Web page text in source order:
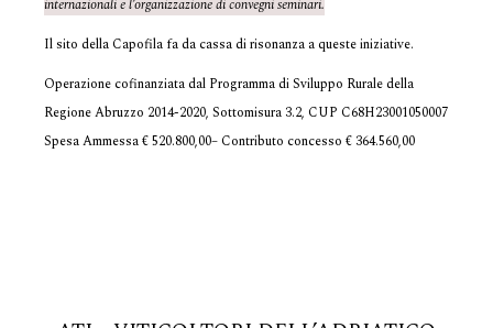
internazionali e l’organizzazione di convegni seminari.
Il sito della Capofila fa da cassa di risonanza a queste iniziative.
Operazione cofinanziata dal Programma di Sviluppo Rurale della
Regione Abruzzo 2014-2020, Sottomisura 3.2, CUP C68H23001050007
Spesa Ammessa € 520.800,00– Contributo concesso € 364.560,00